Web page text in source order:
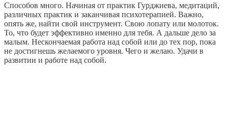
Способов много. Начиная от практик Гурджиева, медитаций,
различных практик и заканчивая психотерапией. Важно,
опять же, найти свой инструмент. Свою лопату или молоток.
То, что будет эффективно именно для тебя. А дальше дело за
малым. Нескончаемая работа над собой или до тех пор, пока
не достигнешь желаемого уровня. Чего и желаю. Удачи в
развитии и работе над собой.